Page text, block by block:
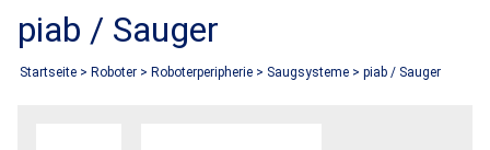
piab / Sauger
Startseite > Roboter > Roboterperipherie > Saugsysteme > piab / Sauger